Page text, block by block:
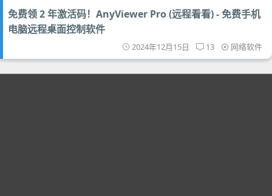
免费领 2 年激活码！AnyViewer Pro (远程看看) - 免费手机
电脑远程桌面控制软件
2024年12月15日 13 网络软件